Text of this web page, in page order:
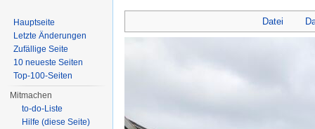
Datei
Hauptseite
Letzte Änderungen
Zufällige Seite
10 neueste Seiten
Top-100-Seiten
Mitmachen
to-do-Liste
Hilfe (diese Seite)